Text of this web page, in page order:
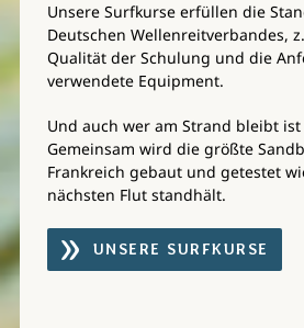
Unsere Surfkurse erfüllen die
Deutschen Wellenreitverbandes,
Qualität der Schulung und die
verwendete Equipment.
Und auch wer am Strand bleibt
Gemeinsam wird die größte
Frankreich gebaut und getestet
nächsten Flut standhält.
UNSERE SURFKURSE